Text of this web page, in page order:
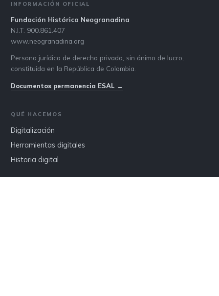
INFORMACIÓN OFICIAL
Fundación Histórica Neogranadina
N.I.T. 900.861.407
www.neogranadina.org
Persona jurídica de derecho privado, sin ánimo de lucro,
constituida en la República de Colombia.
Documentos permanencia ESAL →
QUÉ HACEMOS
Digitalización
Herramientas digitales
Historia digital